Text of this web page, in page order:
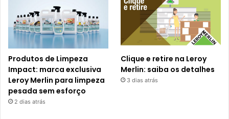
Produtos de Limpeza
Impact: marca exclusiva
Leroy Merlin para limpeza
pesada sem esforço
2 dias atrás
Clique e retire na Leroy
Merlin: saiba os detalhes
3 dias atrás